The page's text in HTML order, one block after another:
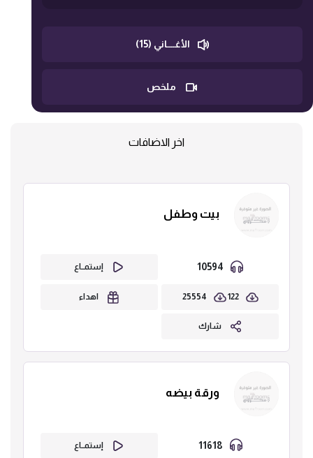
الأغــــاني (15)
ملخص
اخر الاضافات
بيت وطفل
إستمــاع
122
25554 اهداء
شارك
ورقة بيضه
إستمــاع